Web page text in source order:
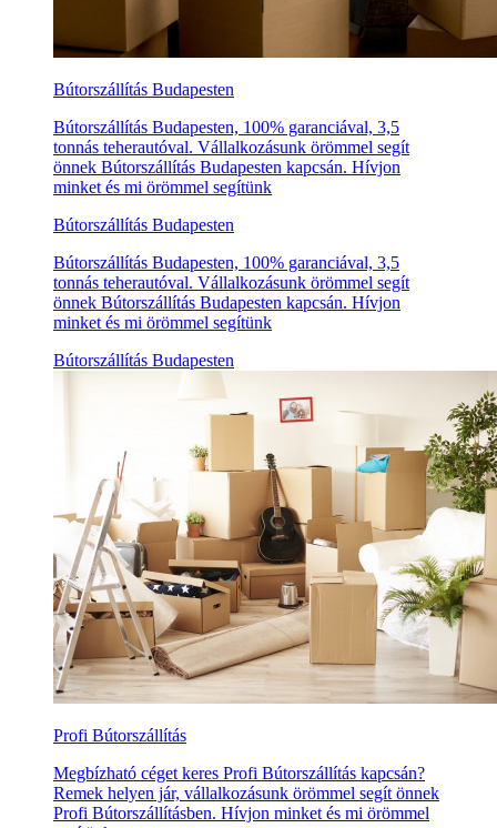
Bútorszállítás Budapesten
Bútorszállítás Budapesten, 100% garanciával, 3,5
tonnás teherautóval. Vállalkozásunk örömmel segít
önnek Bútorszállítás Budapesten kapcsán. Hívjon
minket és mi örömmel segítünk
Bútorszállítás Budapesten
Bútorszállítás Budapesten, 100% garanciával, 3,5
tonnás teherautóval. Vállalkozásunk örömmel segít
önnek Bútorszállítás Budapesten kapcsán. Hívjon
minket és mi örömmel segítünk
Bútorszállítás Budapesten
Profi Bútorszállítás
Megbízható céget keres Profi Bútorszállítás kapcsán?
Remek helyen jár, vállalkozásunk örömmel segít önnek
Profi Bútorszállításben. Hívjon minket és mi örömmel